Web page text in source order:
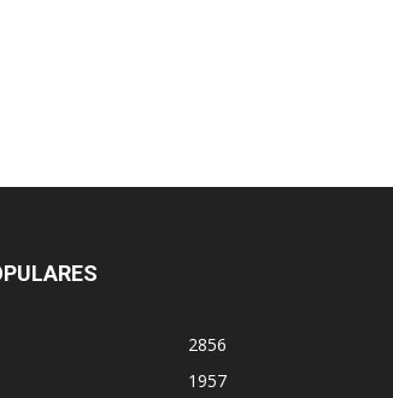
2856
1957